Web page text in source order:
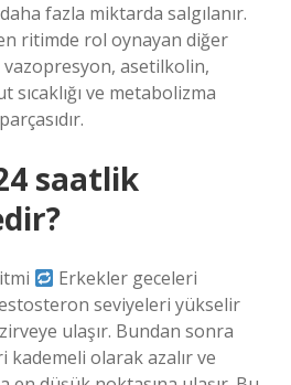
fazla miktarda salgılanır.
ritimde rol oynayan diğer
asetilkolin,
sıcaklığı ve metabolizma
saatlik
Erkekler geceleri
seviyeleri yükselir
ulaşır. Bundan sonra
olarak azalır ve